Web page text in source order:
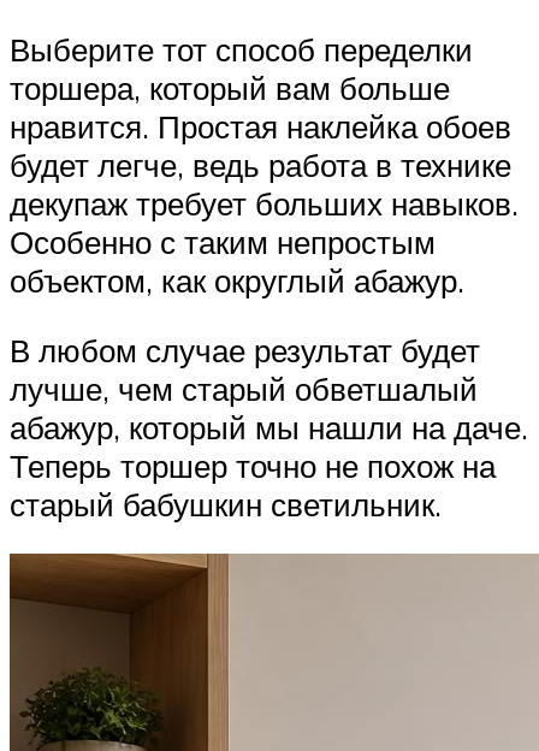
Выберите тот способ переделки
торшера, который вам больше
нравится. Простая наклейка обоев
будет легче, ведь работа в технике
декупаж требует больших навыков.
Особенно с таким непростым
объектом, как округлый абажур.
В любом случае результат будет
лучше, чем старый обветшалый
абажур, который мы нашли на даче.
Теперь торшер точно не похож на
старый бабушкин светильник.